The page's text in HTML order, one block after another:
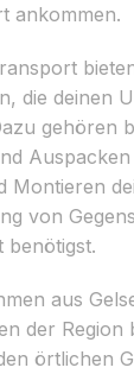
ankommen.
die deinen
gehören
Montieren
von
benötigst.
aus
der Region
örtlichen